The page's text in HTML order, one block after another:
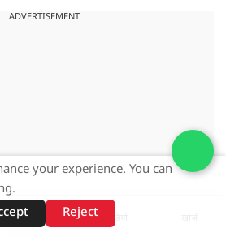
ADVERTISEMENT
your experience. You can
Reject